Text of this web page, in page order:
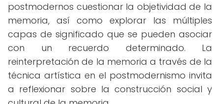
postmodernos cuestionar la objetividad de la
memoria, así como explorar las múltiples
capas de significado que se pueden asociar
con un recuerdo determinado. La
reinterpretación de la memoria a través de la
técnica artística en el postmodernismo invita
a reflexionar sobre la construcción social y